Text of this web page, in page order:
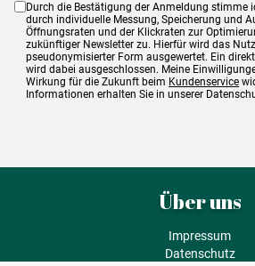
Durch die Bestätigung der Anmeldung stimme
durch individuelle Messung, Speicherung und
Öffnungsraten und der Klickraten zur
zukünftiger Newsletter zu. Hierfür wird das
pseudonymisierter Form ausgewertet. Ein
wird dabei ausgeschlossen. Meine
Wirkung für die Zukunft beim Kundenservice
Informationen erhalten Sie in unserer
Über uns
Impressum
Datenschutz